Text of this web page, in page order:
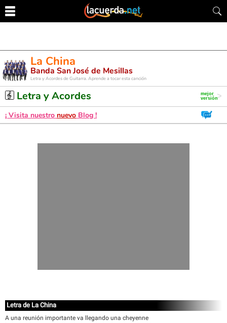
La China
Banda San José de Mesillas
Letra y Acordes de Guitarra. Aprende a tocar esta canción
Letra y Acordes
¡ Visita nuestro nuevo Blog !
Letra de La China
A una reunión importante va llegando una cheyenne